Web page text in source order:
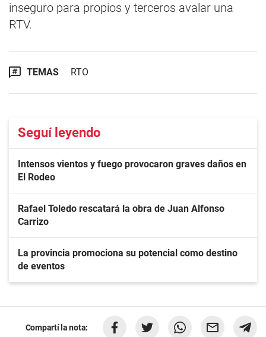
inseguro para propios y terceros avalar una
RTV.
TEMAS RTO
Seguí leyendo
Intensos vientos y fuego provocaron graves daños en
El Rodeo
Rafael Toledo rescatará la obra de Juan Alfonso
Carrizo
La provincia promociona su potencial como destino
de eventos
Compartí la nota: